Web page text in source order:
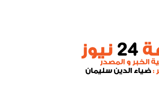
سرية بشأن السودان ويتحدث مجموعة متوحشة
الرئيسية